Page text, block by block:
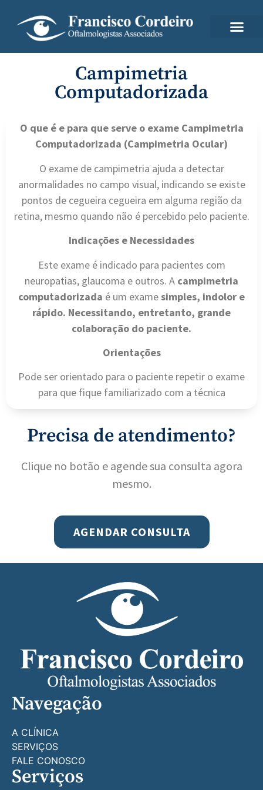
Campimetria
Computadorizada
O que é e para que serve o exame Campimetria
Computadorizada (Campimetria Ocular)
O exame de campimetria ajuda a detectar
anormalidades no campo visual, indicando se existe
pontos de cegueira cegueira em alguma região da
retina, mesmo quando não é percebido pelo paciente.
Indicações e Necessidades
Este exame é indicado para pacientes com
neuropatias, glaucoma e outros. A campimetria
computadorizada é um examesimples, indolor e
rápido. Necessitando, entretanto, grande
colaboração do paciente.
Orientações
Pode ser orientado para o paciente repetir o exame
para que fique familiarizado com a técnica
Precisa de atendimento?
Clique no botão e agende sua consulta agora
mesmo.
AGENDAR CONSULTA
Navegação
A CLÍNICA
SERVIÇOS
FALE CONOSCO
Serviços